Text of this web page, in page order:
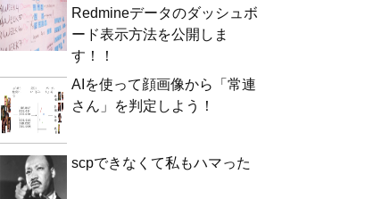
Redmineデータのダッシュボ
ード表示方法を公開しま
す！！
AIを使って顔画像から「常連
さん」を判定しよう！
scpできなくて私もハマった